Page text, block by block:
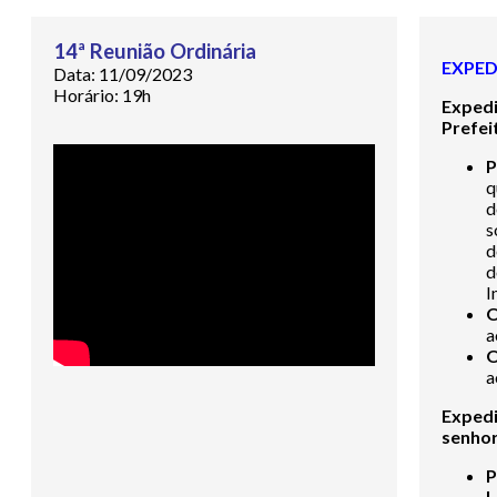
14ª Reunião Ordinária
Data: 11/09/2023
Horário: 19h